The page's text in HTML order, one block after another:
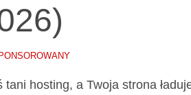
tani hosting, a Twoja strona